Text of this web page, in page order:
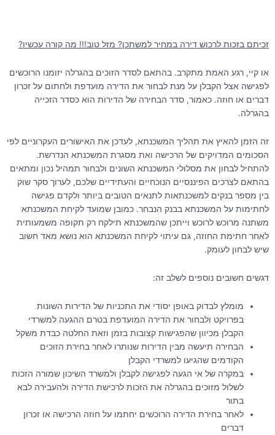
זכיתם בזכות לרכוש דירה במחיר למשתכן? מזל טוב!!! מה קורה עכשיו?
או קיי, רגע האמת מתקרב. בהתאם לסדר הזוכים בהגרלה יזומנו הרוכשים
לפגישה אצל הקבלן על מנת לבחור את הדירה מועדפת ולחתום על זכרון
דברים או חוזה. כאמור, סדר הבחירה של הדירות הוא כסדר הזכייה
בהגרלה.
זה הזמן להאיץ את תהליך המשכנתא, לעדכן את האישורים העקרוניים לפי
הסכומים המדויקים של הרכישה ואת מסגרת המשכנתא הנדרשת.
להתחיל לבחון את מסלולי המשכנתא השונים ולבחור תמהיל נכון ומתאים
בהתאם לצרכים הפיננסיים הנוכחיים והעתידיים שלכם, לערוך סקר שוק
בין מספר בנקים למשכנתאות לתנאים הטובים ביותר ולקדם פגישה
לחתימות על המשכנתא בבנק הנבחר. כמובן שמועד לקיחת המשכנתא
משתנה מרוכש לרוכש וייתכן שהמשכנתא תילקח רק תקופה משמעותית
לאחר חתימת החוזה, גם עיתוי לקיחת המשכנתא הוא נושא מאד חשוב
שיש לבחון לעומק.
דגשים חשובים נוספים לשלב זה:
מומלץ לבדוק באופן יסודי את התכניות של הדירות השונות
בפרויקט ולבחור את הדירה המועדפת בטרם ההגעה למשרדי
הקבלן מכיוון שהפגישות קצובות בזמן וזאת החלטה כבדת משקל
הבחירה תיעשה מבין הדירות שנותרו לאחר בחירת הזוכים
הקודמים שהגיעו למשרדי הקבלן
במקרה של אי הגעה לפגישה לקבלן ולמשרד השיכון שמורה הזכות
לשלול מזוכים בהגרלה את הזכות לרכישת הדירה ולהעבירה לבא
בתור
לאחר בחירת הדירה הרוכשים יחתמו על חוזה הרכישה או זכרון
דברים